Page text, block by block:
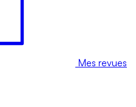
Mes revues